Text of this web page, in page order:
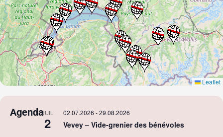
Leaflet
AgendaJUIL
2
02.07.2026 -29.08.2026
Vevey – Vide-grenier des bénévoles